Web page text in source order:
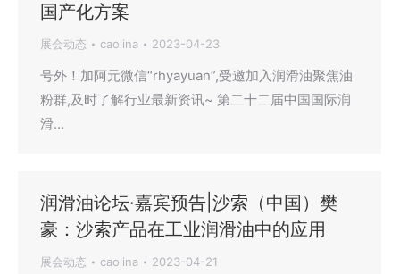
国产化方案
展会动态 caolina 2023-04-23
号外！加阿元微信“rhyayuan”,受邀加入润滑油聚焦油
粉群,及时了解行业最新资讯~ 第二十二届中国国际润
滑…
润滑油论坛·嘉宾预告|沙索（中国）樊
豪：沙索产品在工业润滑油中的应用
展会动态 caolina 2023-04-21